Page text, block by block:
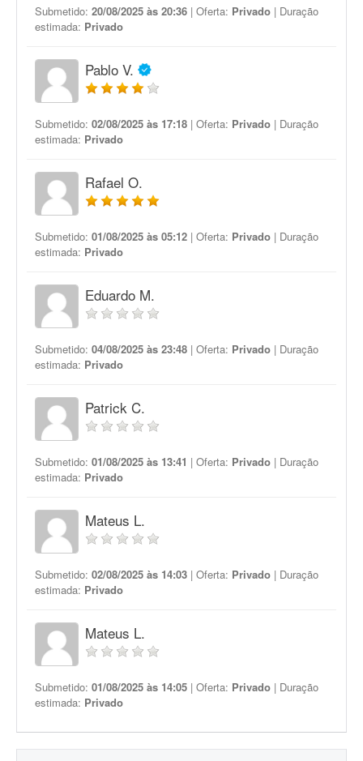
Submetido: 20/08/2025 às 20:36 | Oferta: Privado | Duração
estimada: Privado
Pablo V.
Submetido: 02/08/2025 às 17:18 | Oferta: Privado | Duração
estimada: Privado
Rafael O.
Submetido: 01/08/2025 às 05:12 | Oferta: Privado | Duração
estimada: Privado
Eduardo M.
Submetido: 04/08/2025 às 23:48 | Oferta: Privado | Duração
estimada: Privado
Patrick C.
Submetido: 01/08/2025 às 13:41 | Oferta: Privado | Duração
estimada: Privado
Mateus L.
Submetido: 02/08/2025 às 14:03 | Oferta: Privado | Duração
estimada: Privado
Mateus L.
Submetido: 01/08/2025 às 14:05 | Oferta: Privado | Duração
estimada: Privado